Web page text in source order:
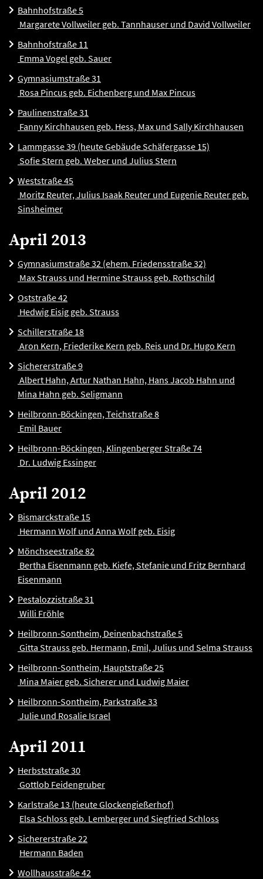
Bahnhofstraße 5
Margarete Vollweiler geb. Tannhauser und David Vollweiler
Bahnhofstraße 11
Emma Vogel geb. Sauer
Gymnasiumstraße 31
Rosa Pincus geb. Eichenberg und Max Pincus
Paulinenstraße 31
Fanny Kirchhausen geb. Hess, Max und Sally Kirchhausen
Lammgasse 39 (heute Gebäude Schäfergasse 15)
Sofie Stern geb. Weber und Julius Stern
Weststraße 45
Moritz Reuter, Julius Isaak Reuter und Eugenie Reuter geb.
Sinsheimer
April 2013
Gymnasiumstraße 32 (ehem. Friedensstraße 32)
Max Strauss und Hermine Strauss geb. Rothschild
Oststraße 42
Hedwig Eisig geb. Strauss
Schillerstraße 18
Aron Kern, Friederike Kern geb. Reis und Dr. Hugo Kern
Sichererstraße 9
Albert Hahn, Artur Nathan Hahn, Hans Jacob Hahn und
Mina Hahn geb. Seligmann
Heilbronn-Böckingen, Teichstraße 8
Emil Bauer
Heilbronn-Böckingen, Klingenberger Straße 74
Dr. Ludwig Essinger
April 2012
Bismarckstraße 15
Hermann Wolf und Anna Wolf geb. Eisig
Mönchseestraße 82
Bertha Eisenmann geb. Kiefe, Stefanie und Fritz Bernhard
Eisenmann
Pestalozzistraße 31
Willi Fröhle
Heilbronn-Sontheim, Deinenbachstraße 5
Gitta Strauss geb. Hermann, Emil, Julius und Selma Strauss
Heilbronn-Sontheim, Hauptstraße 25
Mina Maier geb. Sicherer und Ludwig Maier
Heilbronn-Sontheim, Parkstraße 33
Julie und Rosalie Israel
April 2011
Herbststraße 30
Gottlob Feidengruber
Karlstraße 13 (heute Glockengießerhof)
Elsa Schloss geb. Lemberger und Siegfried Schloss
Sichererstraße 22
Hermann Baden
Wollhausstraße 42